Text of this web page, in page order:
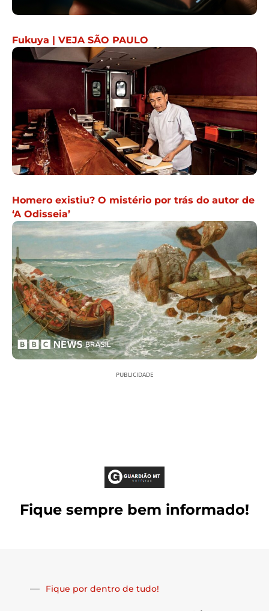
Fukuya | VEJA SÃO PAULO
Homero existiu? O mistério por trás do autor de
‘A Odisseia’
PUBLICIDADE
Fique sempre bem informado!
Fique por dentro de tudo!